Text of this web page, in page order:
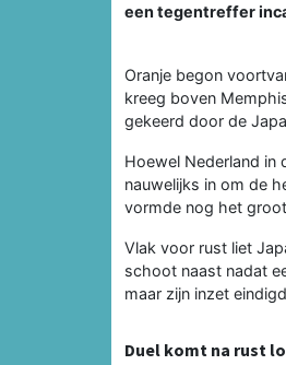
een tegentreffer
Oranje begon
kreeg boven
gekeerd door de
Hoewel Nederland in
nauwelijks in om de
vormde nog het
Vlak voor rust liet
schoot naast nadat
maar zijn inzet
Duel komt na rust